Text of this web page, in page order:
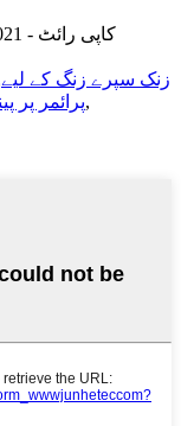
© کاپی رائٹ - 2021-2022: جملہ حقوق محفوظ ہیں۔
زنک سپرے زنگ کے لیے
پرائمر پر,